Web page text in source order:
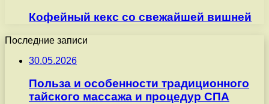
Кофейный кекс со свежайшей вишней
Последние записи
30.05.2026
Польза и особенности традиционного
тайского массажа и процедур СПА